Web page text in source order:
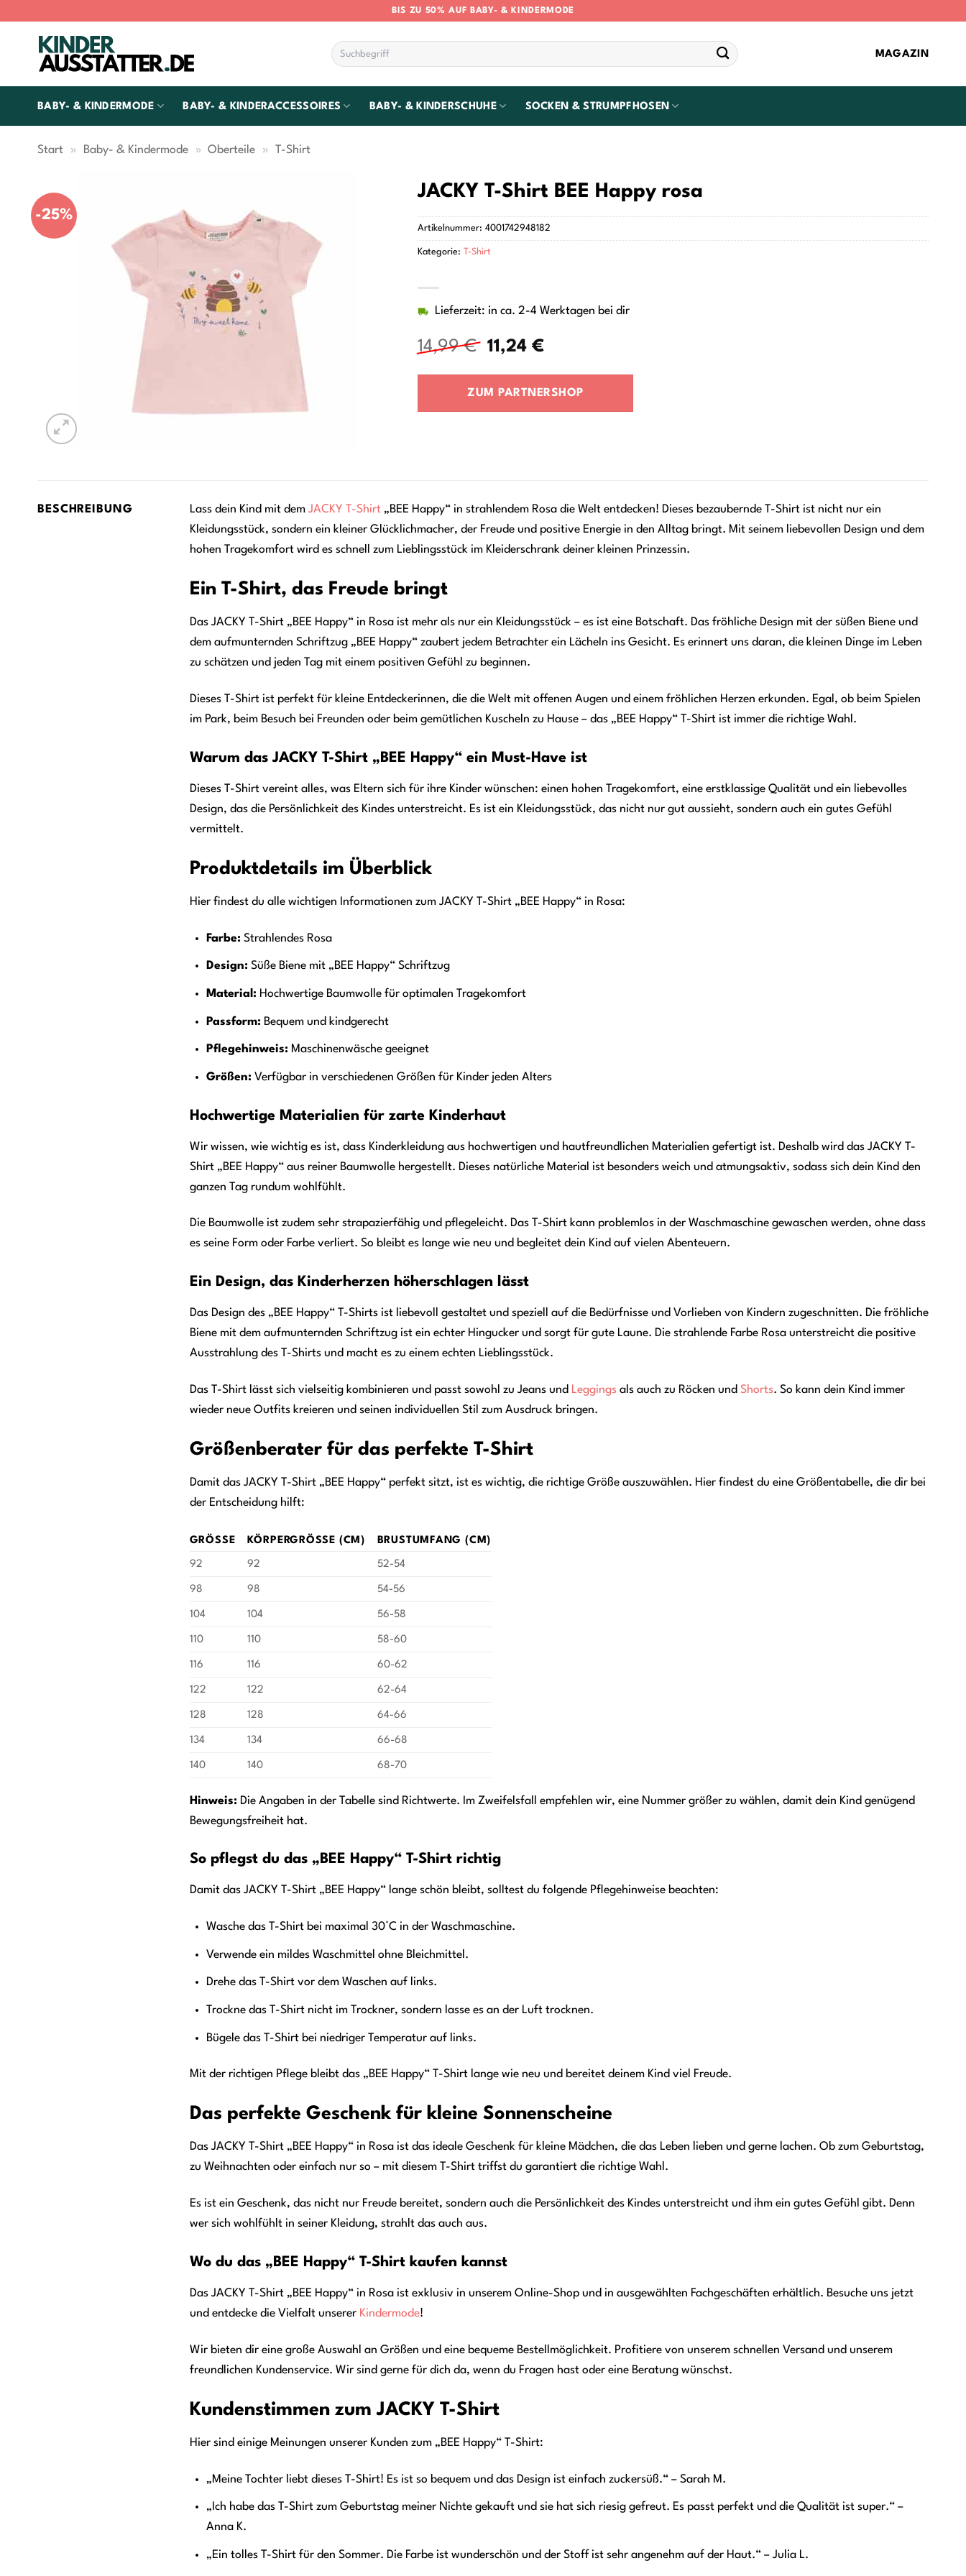
springen
BIS ZU 50% AUF BABY- & KINDERMODE
Suchen
nach:
MAGAZIN
BABY- & KINDERMODE BABY- & KINDERACCESSOIRES BABY- & KINDERSCHUHE SOCKEN & STRUMPFHOSEN
Start » Baby- & Kindermode » Oberteile » T-Shirt
-25%
JACKY T-Shirt BEE Happy rosa
14,99€
Ursprünglicher
war:
11,24€Aktueller
ist:
11,24 €.
Lieferzeit: in ca. 2-4 Werktagen bei dir
ZUM PARTNERSHOP
Artikelnummer:4001742948182
Kategorie:T-Shirt
BESCHREIBUNG Lass dein Kind mit dem JACKY T-Shirt„BEE Happy“ in strahlendem Rosa die Welt entdecken! Dieses bezaubernde T-Shirt ist nicht nur ein
Kleidungsstück, sondern ein kleiner Glücklichmacher, der Freude und positive Energie in den Alltag bringt. Mit seinem liebevollen Design und dem
hohen Tragekomfort wird es schnell zum Lieblingsstück im Kleiderschrank deiner kleinen Prinzessin.
Ein T-Shirt, das Freude bringt
Das JACKY T-Shirt „BEE Happy“ in Rosa ist mehr als nur ein Kleidungsstück – es ist eine Botschaft. Das fröhliche Design mit der süßen Biene und
dem aufmunternden Schriftzug „BEE Happy“ zaubert jedem Betrachter ein Lächeln ins Gesicht. Es erinnert uns daran, die kleinen Dinge im Leben
zu schätzen und jeden Tag mit einem positiven Gefühl zu beginnen.
Dieses T-Shirt ist perfekt für kleine Entdeckerinnen, die die Welt mit offenen Augen und einem fröhlichen Herzen erkunden. Egal, ob beim Spielen
im Park, beim Besuch bei Freunden oder beim gemütlichen Kuscheln zu Hause – das „BEE Happy“ T-Shirt ist immer die richtige Wahl.
Warum das JACKY T-Shirt „BEE Happy“ ein Must-Have ist
Dieses T-Shirt vereint alles, was Eltern sich für ihre Kinder wünschen: einen hohen Tragekomfort, eine erstklassige Qualität und ein liebevolles
Design, das die Persönlichkeit des Kindes unterstreicht. Es ist ein Kleidungsstück, das nicht nur gut aussieht, sondern auch ein gutes Gefühl
vermittelt.
Produktdetails im Überblick
Hier findest du alle wichtigen Informationen zum JACKY T-Shirt „BEE Happy“ in Rosa:
Farbe: Strahlendes Rosa
Design: Süße Biene mit „BEE Happy“ Schriftzug
Material: Hochwertige Baumwolle für optimalen Tragekomfort
Passform: Bequem und kindgerecht
Pflegehinweis: Maschinenwäsche geeignet
Größen: Verfügbar in verschiedenen Größen für Kinder jeden Alters
Hochwertige Materialien für zarte Kinderhaut
Wir wissen, wie wichtig es ist, dass Kinderkleidung aus hochwertigen und hautfreundlichen Materialien gefertigt ist. Deshalb wird das JACKY T-
Shirt „BEE Happy“ aus reiner Baumwolle hergestellt. Dieses natürliche Material ist besonders weich und atmungsaktiv, sodass sich dein Kind den
ganzen Tag rundum wohlfühlt.
Die Baumwolle ist zudem sehr strapazierfähig und pflegeleicht. Das T-Shirt kann problemlos in der Waschmaschine gewaschen werden, ohne dass
es seine Form oder Farbe verliert. So bleibt es lange wie neu und begleitet dein Kind auf vielen Abenteuern.
Ein Design, das Kinderherzen höherschlagen lässt
Das Design des „BEE Happy“ T-Shirts ist liebevoll gestaltet und speziell auf die Bedürfnisse und Vorlieben von Kindern zugeschnitten. Die fröhliche
Biene mit dem aufmunternden Schriftzug ist ein echter Hingucker und sorgt für gute Laune. Die strahlende Farbe Rosa unterstreicht die positive
Ausstrahlung des T-Shirts und macht es zu einem echten Lieblingsstück.
Das T-Shirt lässt sich vielseitig kombinieren und passt sowohl zu Jeans und Leggingsals auch zu Röcken und Shorts. So kann dein Kind immer
wieder neue Outfits kreieren und seinen individuellen Stil zum Ausdruck bringen.
Größenberater für das perfekte T-Shirt
Damit das JACKY T-Shirt „BEE Happy“ perfekt sitzt, ist es wichtig, die richtige Größe auszuwählen. Hier findest du eine Größentabelle, die dir bei
der Entscheidung hilft:
GRÖSSE KÖRPERGRÖSSE (CM) BRUSTUMFANG (CM)
92 92 52-54
98 98 54-56
104 104 56-58
110 110 58-60
116 116 60-62
122 122 62-64
128 128 64-66
134 134 66-68
140 140 68-70
Hinweis: Die Angaben in der Tabelle sind Richtwerte. Im Zweifelsfall empfehlen wir, eine Nummer größer zu wählen, damit dein Kind genügend
Bewegungsfreiheit hat.
So pflegst du das „BEE Happy“ T-Shirt richtig
Damit das JACKY T-Shirt „BEE Happy“ lange schön bleibt, solltest du folgende Pflegehinweise beachten:
Wasche das T-Shirt bei maximal 30°C in der Waschmaschine.
Verwende ein mildes Waschmittel ohne Bleichmittel.
Drehe das T-Shirt vor dem Waschen auf links.
Trockne das T-Shirt nicht im Trockner, sondern lasse es an der Luft trocknen.
Bügele das T-Shirt bei niedriger Temperatur auf links.
Mit der richtigen Pflege bleibt das „BEE Happy“ T-Shirt lange wie neu und bereitet deinem Kind viel Freude.
Das perfekte Geschenk für kleine Sonnenscheine
Das JACKY T-Shirt „BEE Happy“ in Rosa ist das ideale Geschenk für kleine Mädchen, die das Leben lieben und gerne lachen. Ob zum Geburtstag,
zu Weihnachten oder einfach nur so – mit diesem T-Shirt triffst du garantiert die richtige Wahl.
Es ist ein Geschenk, das nicht nur Freude bereitet, sondern auch die Persönlichkeit des Kindes unterstreicht und ihm ein gutes Gefühl gibt. Denn
wer sich wohlfühlt in seiner Kleidung, strahlt das auch aus.
Wo du das „BEE Happy“ T-Shirt kaufen kannst
Das JACKY T-Shirt „BEE Happy“ in Rosa ist exklusiv in unserem Online-Shop und in ausgewählten Fachgeschäften erhältlich. Besuche uns jetzt
und entdecke die Vielfalt unserer Kindermode!
Wir bieten dir eine große Auswahl an Größen und eine bequeme Bestellmöglichkeit. Profitiere von unserem schnellen Versand und unserem
freundlichen Kundenservice. Wir sind gerne für dich da, wenn du Fragen hast oder eine Beratung wünschst.
Kundenstimmen zum JACKY T-Shirt
Hier sind einige Meinungen unserer Kunden zum „BEE Happy“ T-Shirt:
„Meine Tochter liebt dieses T-Shirt! Es ist so bequem und das Design ist einfach zuckersüß.“ – Sarah M.
„Ich habe das T-Shirt zum Geburtstag meiner Nichte gekauft und sie hat sich riesig gefreut. Es passt perfekt und die Qualität ist super.“ –
Anna K.
„Ein tolles T-Shirt für den Sommer. Die Farbe ist wunderschön und der Stoff ist sehr angenehm auf der Haut.“ – Julia L.